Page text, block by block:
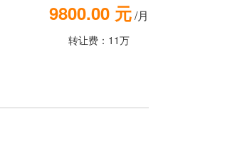
9800.00 元/月
转让费：11万